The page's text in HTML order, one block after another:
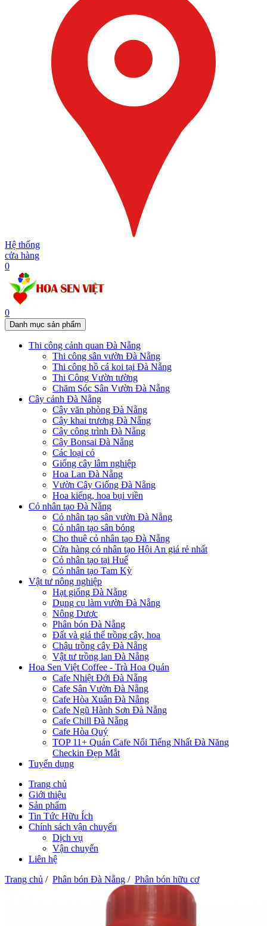
Hệ thống
cửa hàng
0
0
Danh mục sản phẩm
Thi công cảnh quan Đà Nẵng
Thi công sân vườn Đà Nẵng
Thi công hồ cá koi tại Đà Nẵng
Thi Công Vườn tường
Chăm Sóc Sân Vườn Đà Nẵng
Cây cảnh Đà Nẵng
Cây văn phòng Đà Nẵng
Cây khai trương Đà Nẵng
Cây công trình Đà Nẵng
Cây Bonsai Đà Nẵng
Các loại cỏ
Giống cây lâm nghiệp
Hoa Lan Đà Nẵng
Vườn Cây Giống Đà Nẵng
Hoa kiểng, hoa bụi viền
Cỏ nhân tạo Đà Nẵng
Cỏ nhân tạo sân vườn Đà Nẵng
Cỏ nhân tạo sân bóng
Cho thuê cỏ nhân tạo Đà Nẵng
Cửa hàng cỏ nhân tạo Hội An giá rẻ nhất
Cỏ nhân tạo tại Huế
Cỏ nhân tạo Tam Kỳ
Vật tư nông nghiệp
Hạt giống Đà Nẵng
Dụng cụ làm vườn Đà Nẵng
Nông Dược
Phân bón Đà Nẵng
Đất và giá thể trồng cây, hoa
Chậu trồng cây Đà Nẵng
Vật tư trồng lan Đà Nẵng
Hoa Sen Việt Coffee - Trà Hoa Quán
Cafe Nhiệt Đới Đà Nẵng
Cafe Sân Vườn Đà Nẵng
Cafe Hòa Xuân Đà Nẵng
Cafe Ngũ Hành Sơn Đà Nẵng
Cafe Chill Đà Nẵng
Cafe Hòa Quý
TOP 11+ Quán Cafe Nổi Tiếng Nhất Đà Năng
Checkin Đẹp Mắt
Tuyển dụng
Trang chủ
Giới thiệu
Sản phẩm
Tin Tức Hữu Ích
Chính sách vận chuyển
Dịch vụ
Vận chuyển
Liên hệ
Trang chủ / Phân bón Đà Nẵng / Phân bón hữu cơ